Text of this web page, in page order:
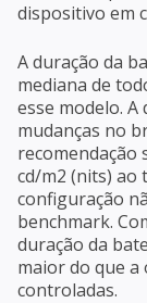
dispositivo em
A duração da
mediana de
esse modelo.
mudanças no
recomendação
cd/m2 (nits) ao
configuração
benchmark.
duração da
maior do que a
controladas.